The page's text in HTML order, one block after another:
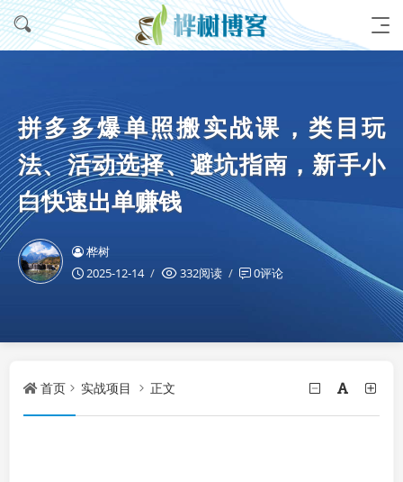
拼多多爆单照搬实战课，类目玩
法、活动选择、避坑指南，新手小
白快速出单赚钱
桦树
2025-12-14
332阅读 0评论
首页 实战项目 正文